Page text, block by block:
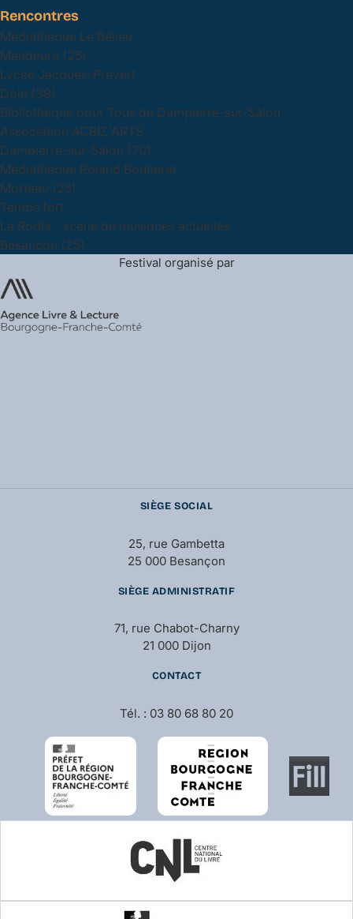
Rencontres
Médiathèque Le Bélieu
Mandeure (25)
Lycée Jacques-Prévert
Dole (39)
Bibliothèque pour Tous de Dampierre-sur-Salon,
Association ACBIZ'ARTS
Dampierre-sur-Salon (70)
Médiathèque Roland Bouhéret
Morteau (25)
Temps fort
La Rodia - scène de musiques actuelles
Besançon (25)
Festival organisé par
SIÈGE SOCIAL
25, rue Gambetta
25 000 Besançon
SIÈGE ADMINISTRATIF
71, rue Chabot-Charny
21 000 Dijon
CONTACT
Tél. : 03 80 68 80 20